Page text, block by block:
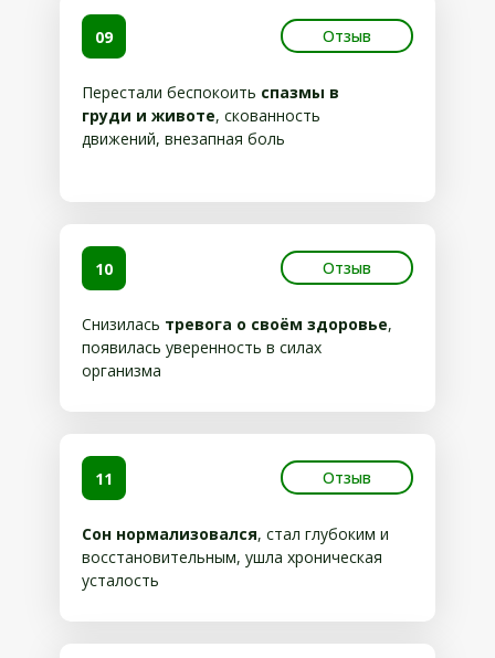
Перестали беспокоить спазмы в
груди и животе, скованность
движений, внезапная боль
09
Снизилась тревога о своём здоровье,
появилась уверенность в силах
организма
10
Сон нормализовался, стал глубоким и
восстановительным, ушла хроническая
усталость
11
Отзыв
Отзыв
Отзыв